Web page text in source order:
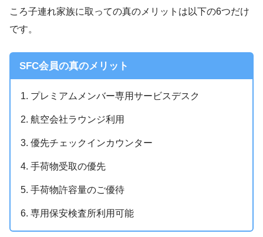
ころ子連れ家族に取っての真のメリットは以下の6つだけ
です。
SFC会員の真のメリット
プレミアムメンバー専用サービスデスク
航空会社ラウンジ利用
優先チェックインカウンター
手荷物受取の優先
手荷物許容量のご優待
専用保安検査所利用可能